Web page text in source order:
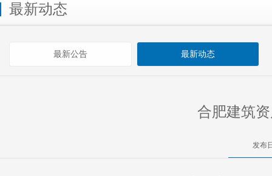
最新动态
最新公告 最新动态
合肥建筑
发布